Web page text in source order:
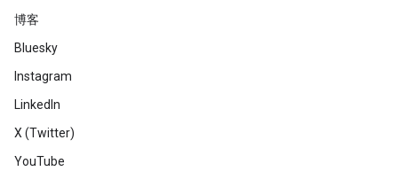
博客
Bluesky
Instagram
LinkedIn
X (Twitter)
YouTube